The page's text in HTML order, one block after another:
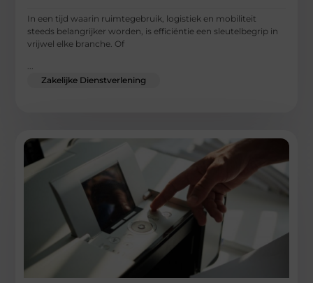
In een tijd waarin ruimtegebruik, logistiek en mobiliteit
steeds belangrijker worden, is efficiëntie een sleutelbegrip in
vrijwel elke branche. Of
...
Zakelijke Dienstverlening